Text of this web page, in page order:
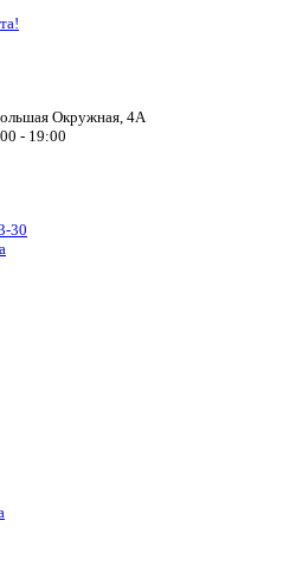
Окружная, 4А
- 19:00
30